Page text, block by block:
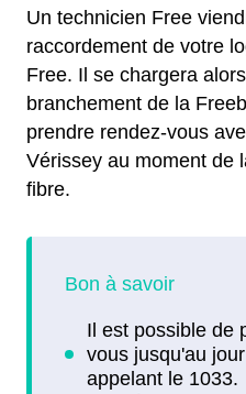
Un technicien Free
raccordement de votre
Free. Il se chargera
branchement de la
prendre rendez-vous
Vérissey au moment de
fibre.